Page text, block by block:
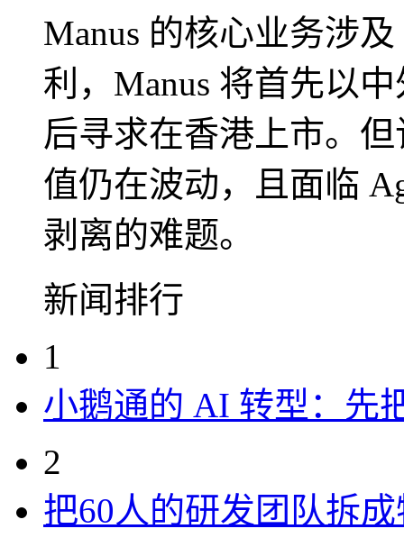
Manus 的核心业务涉
利，Manus 将首先以
后寻求在香港上市。
值仍在波动，且面临
剥离的难题。
新闻排行
1
小鹅通的 AI 转型：先
2
把60人的研发团队拆